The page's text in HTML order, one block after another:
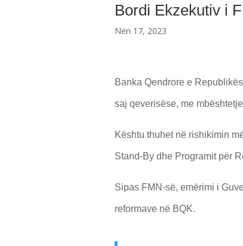
Bordi Ekzekutiv i
Nën 17, 2023
Banka Qendrore e
saj qeverisëse, me
Kështu thuhet në rishikimin
Stand-By dhe Programit për
Sipas FMN-së, emërimi i
reformave në BQK.